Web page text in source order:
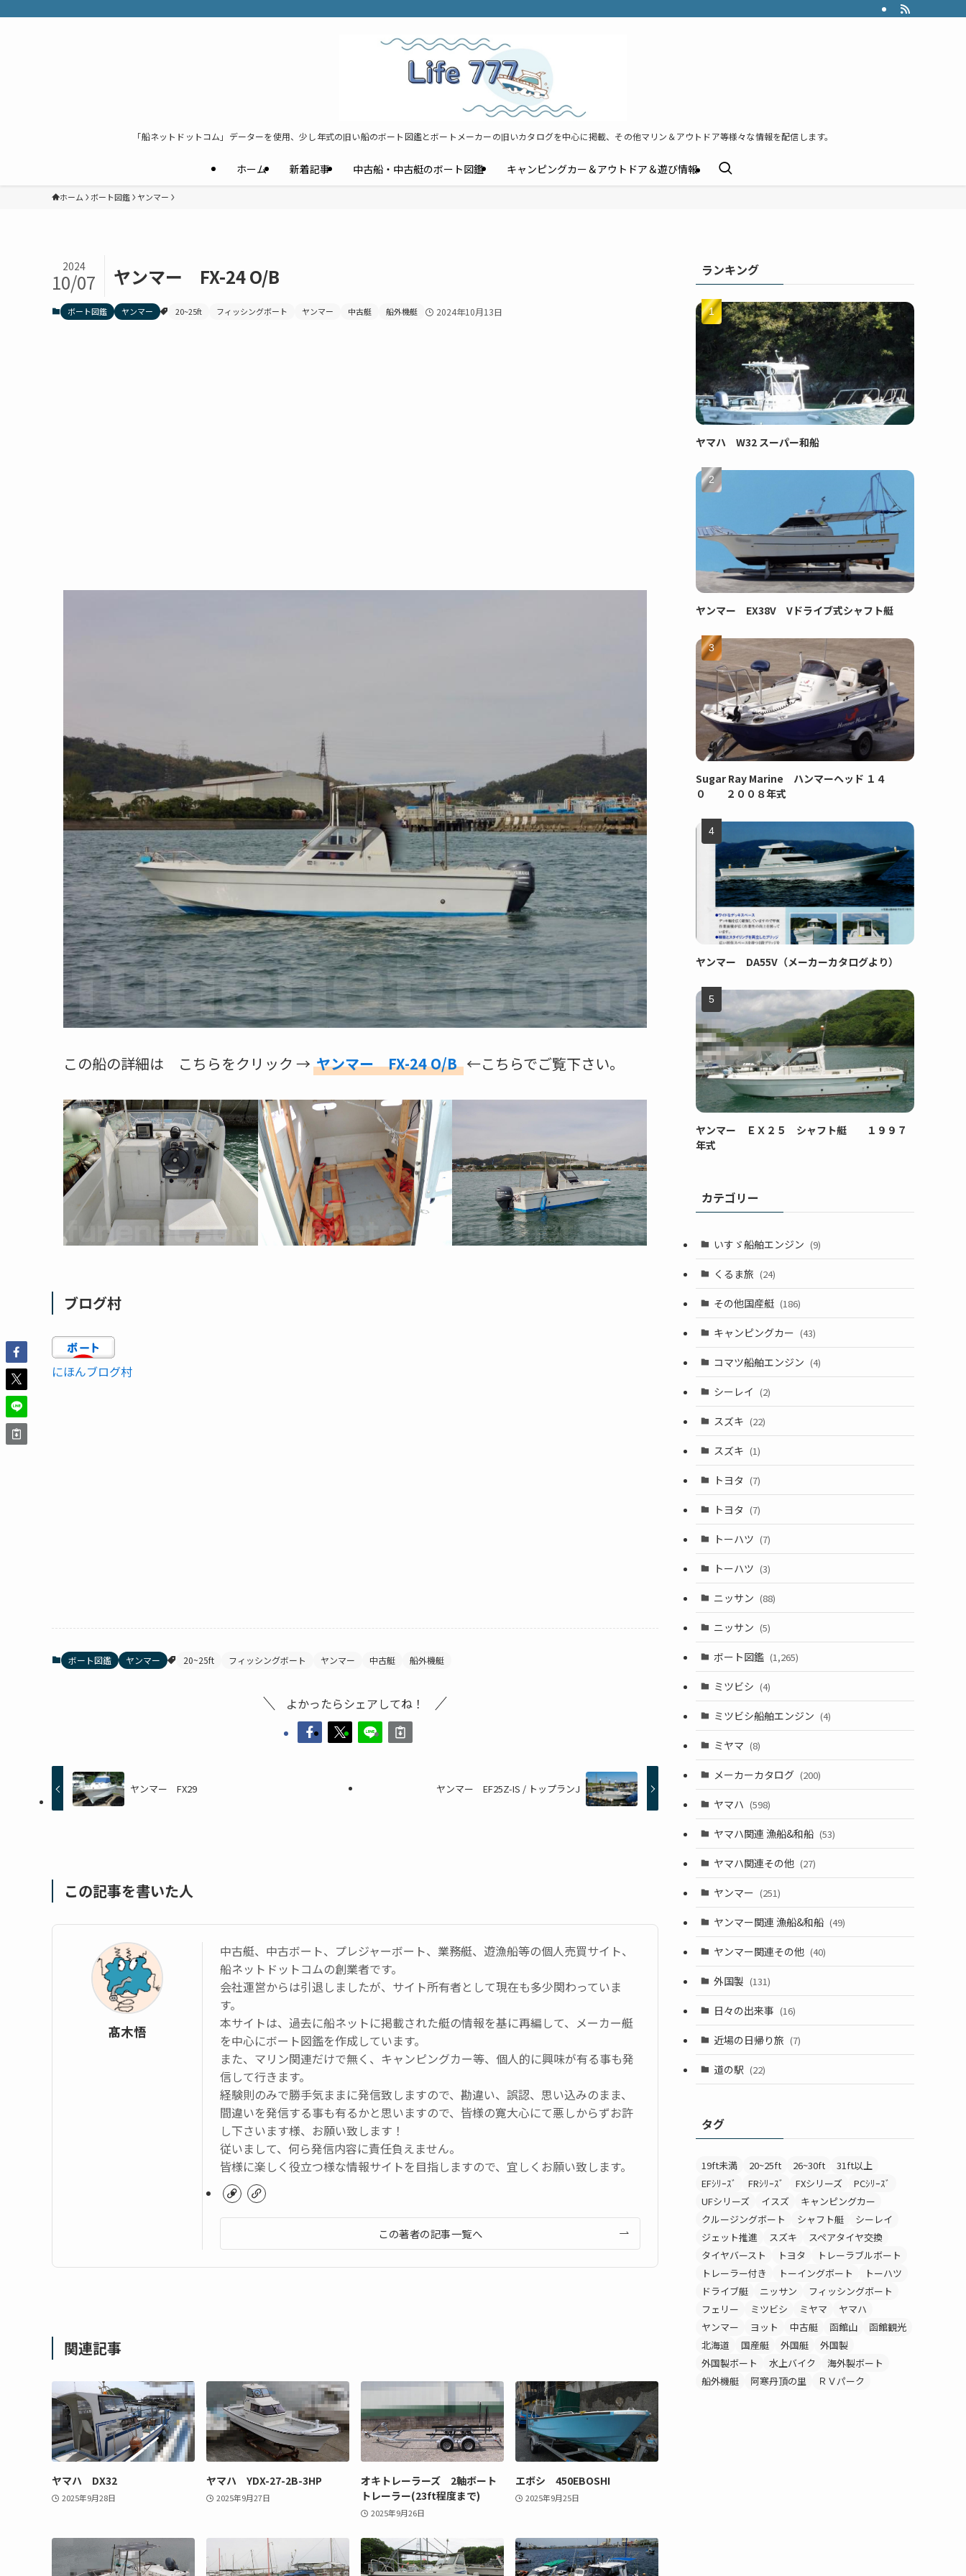
「船ネットドットコム」データーを使用、少し年式の旧い船のボート図鑑とボートメーカーの旧いカタログを中心に掲載、その他マリン＆アウトドア等様々な情報を配信します。
ホーム 新着記事 中古船・中古艇のボート図鑑 キャンピングカー＆アウトドア＆遊び情報
ホーム ボート図鑑 ヤンマー
ヤンマー FX-24 O/B
2024
10/07
ボート図鑑 ヤンマー 20~25ft フィッシングボート ヤンマー 中古艇 船外機艇 2024年10月13日
この船の詳細は こちらをクリック → ヤンマー FX-24 O/B ←こちらでご覧下さい。
ブログ村
にほんブログ村
ボート図鑑 ヤンマー 20~25ft フィッシングボート ヤンマー 中古艇 船外機艇
よかったらシェアしてね！
ヤンマー FX29 ヤンマー EF25Z-IS / トップランJ
この記事を書いた人
髙木悟
中古艇、中古ボート、プレジャーボート、業務艇、遊漁船等の個人売買サイト、
船ネットドットコムの創業者です。
会社運営からは引退しましたが、サイト所有者として現在も多少関わっていま
す。
本サイトは、過去に船ネットに掲載された艇の情報を基に再編して、メーカー艇
を中心にボート図鑑を作成しています。
また、マリン関連だけで無く、キャンピングカー等、個人的に興味が有る事も発
信して行きます。
経験則のみで勝手気ままに発信致しますので、勘違い、誤認、思い込みのまま、
間違いを発信する事も有るかと思いますので、皆様の寛大心にて悪しからずお許
し下さいます様、お願い致します！
従いまして、何ら発信内容に責任負えません。
皆様に楽しく役立つ様な情報サイトを目指しますので、宜しくお願い致します。
この著者の記事一覧へ
関連記事
ヤマハ DX32
2025年9月28日
ヤマハ YDX-27-2B-3HP
2025年9月27日
オキトレーラーズ 2軸ボート
トレーラー(23ft程度まで)
2025年9月26日
エボシ 450EBOSHI
2025年9月25日
ランキング
ヤマハ W32 スーパー和船
ヤンマー EX38V Vドライブ式シャフト艇
Sugar Ray Marine ハンマーヘッド １４
０ ２００８年式
ヤンマー DA55V（メーカーカタログより）
ヤンマー ＥＸ２５ シャフト艇 １９９７
年式
カテゴリー
いすゞ船舶エンジン (9)
くるま旅 (24)
その他国産艇 (186)
キャンピングカー (43)
コマツ船舶エンジン (4)
シーレイ (2)
スズキ (22)
スズキ (1)
トヨタ (7)
トヨタ (7)
トーハツ (7)
トーハツ (3)
ニッサン (88)
ニッサン (5)
ボート図鑑 (1,265)
ミツビシ (4)
ミツビシ船舶エンジン (4)
ミヤマ (8)
メーカーカタログ (200)
ヤマハ (598)
ヤマハ関連 漁船&和船 (53)
ヤマハ関連その他 (27)
ヤンマー (251)
ヤンマー関連 漁船&和船 (49)
ヤンマー関連その他 (40)
外国製 (131)
日々の出来事 (16)
近場の日帰り旅 (7)
道の駅 (22)
タグ
19ft未満 20~25ft 26~30ft
31ft以上
EFｼﾘｰｽﾞ
FRｼﾘｰｽﾞ FXシリーズ
PCｼﾘｰｽﾞ
UFシリーズ
イスズ
キャンピングカー
クルージングボート
シャフト艇
シーレイ
ジェット推進
スズキ
スペアタイヤ交換
タイヤバースト
トヨタ
トレーラブルボート
トレーラー付き
トーイングボート
トーハツ
ドライブ艇
ニッサン
フィッシングボート
フェリー
ミツビシ ミヤマ
ヤマハ
ヤンマー
ヨット 中古艇 函館山
函館観光
北海道
国産艇 外国艇
外国製
外国製ボート
水上バイク
海外製ボート
船外機艇
阿寒丹頂の里 ＲＶパーク